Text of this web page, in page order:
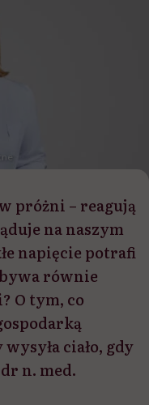
próżni – reagują
na naszym
napięcie potrafi
równie
O tym, co
ciało, gdy
n. med.